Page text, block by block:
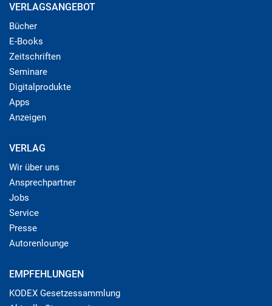
VERLAGSANGEBOT
Bücher
E-Books
Zeitschriften
Seminare
Digitalprodukte
Apps
Anzeigen
VERLAG
Wir über uns
Ansprechpartner
Jobs
Service
Presse
Autorenlounge
EMPFEHLUNGEN
KODEX Gesetzessammlung